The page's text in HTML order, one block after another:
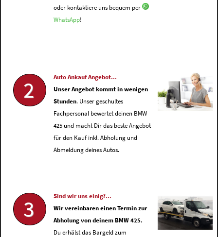
oder kontaktiere uns bequem per
WhatsApp!
2
Auto Ankauf Angebot...
Unser Angebot kommt in wenigen
Stunden. Unser geschultes
Fachpersonal bewertet deinen BMW
425 und macht Dir das beste Angebot
für den Kauf inkl. Abholung und
Abmeldung deines Autos.
3
Sind wir uns einig?...
Wir vereinbaren einen Termin zur
Abholung von deinem BMW 425.
Du erhälst das Bargeld zum